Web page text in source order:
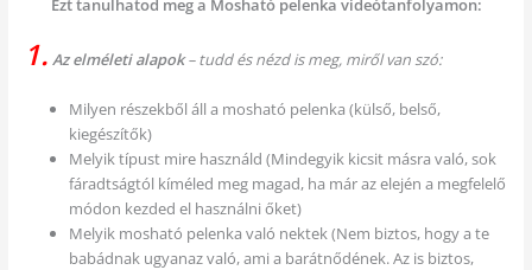
Ezt tanulhatod meg a Mosható pelenka videótanfolyamon:
1. Az elméleti alapok– tudd és nézd is meg, miről van szó:
Milyen részekből áll a mosható pelenka (külső, belső,
kiegészítők)
Melyik típust mire használd (Mindegyik kicsit másra való, sok
fáradtságtól kíméled meg magad, ha már az elején a megfelelő
módon kezded el használni őket)
Melyik mosható pelenka való nektek (Nem biztos, hogy a te
babádnak ugyanaz való, ami a barátnődének. Az is biztos,